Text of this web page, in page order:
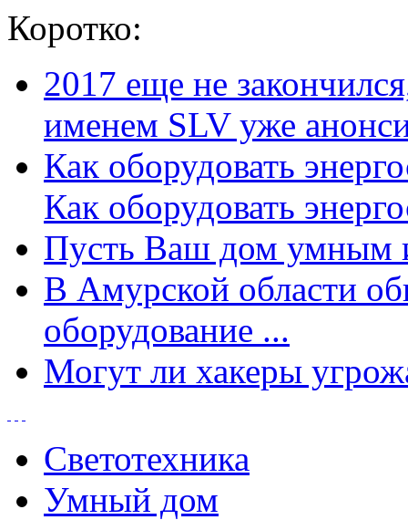
Коротко:
2017 еще не
именем SLV уже
Как оборудовать
Как оборудовать
Пусть Ваш дом умным
В Амурской области
оборудование ...
Могут ли хакеры
Светотехника
Умный дом